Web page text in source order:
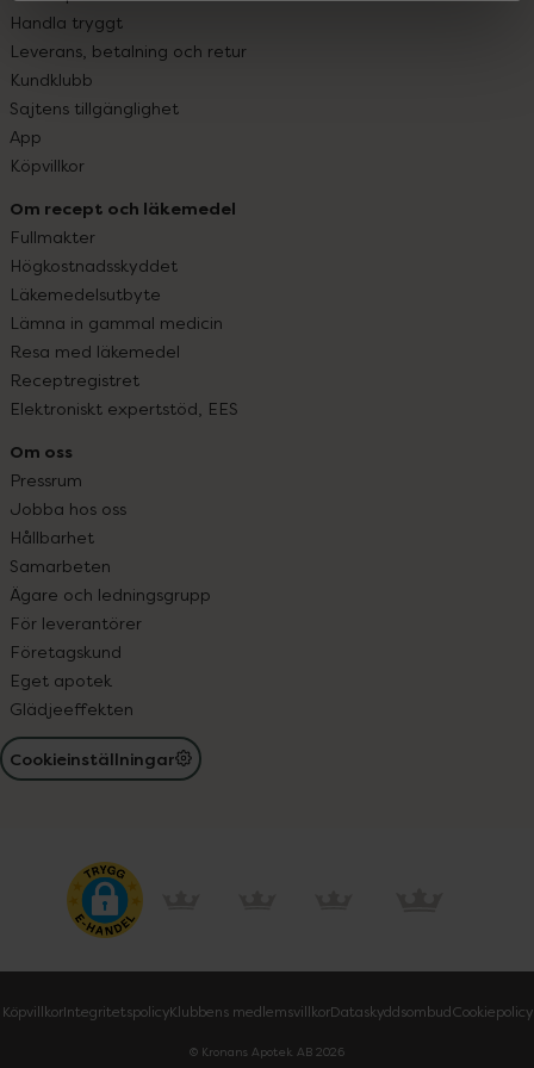
Handla tryggt
Leverans, betalning och retur
Kundklubb
Sajtens tillgänglighet
App
Köpvillkor
Om recept och läkemedel
Fullmakter
Högkostnadsskyddet
Läkemedelsutbyte
Lämna in gammal medicin
Resa med läkemedel
Receptregistret
Elektroniskt expertstöd, EES
Om oss
Pressrum
Jobba hos oss
Hållbarhet
Samarbeten
Ägare och ledningsgrupp
För leverantörer
Företagskund
Eget apotek
Glädjeeffekten
Cookieinställningar
KöpvillkorIntegritetspolicyKlubbens medlemsvillkorDataskyddsombudCookiepolicy
© Kronans Apotek AB 2026